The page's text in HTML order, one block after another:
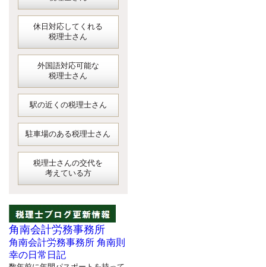
休日対応してくれる
税理士さん
外国語対応可能な
税理士さん
駅の近くの税理士さん
駐車場のある税理士さん
税理士さんの交代を
考えている方
角南会計労務事務所
角南会計労務事務所 角南則
幸の日常日記